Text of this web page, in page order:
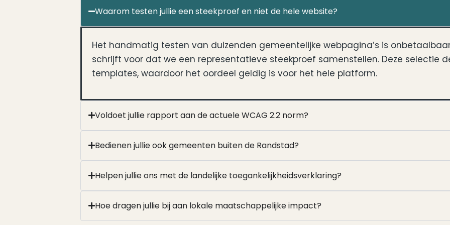
Waarom testen jullie een steekproef en niet de hele website?
Het handmatig testen van duizenden gemeentelijke webpagina’s is
schrijft voor dat we een representatieve steekproef samenstellen. Deze selectie
templates, waardoor het oordeel geldig is voor het hele platform.
Voldoet jullie rapport aan de actuele WCAG 2.2 norm?
Bedienen jullie ook gemeenten buiten de Randstad?
Helpen jullie ons met de landelijke toegankelijkheidsverklaring?
Hoe dragen jullie bij aan lokale maatschappelijke impact?